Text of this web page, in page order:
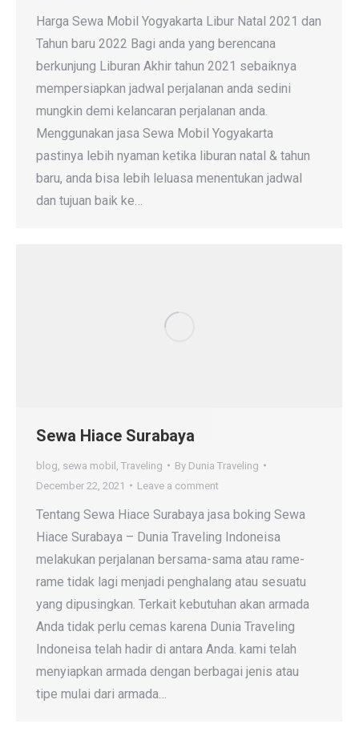
Harga Sewa Mobil Yogyakarta Libur Natal 2021 dan
Tahun baru 2022 Bagi anda yang berencana
berkunjung Liburan Akhir tahun 2021 sebaiknya
mempersiapkan jadwal perjalanan anda sedini
mungkin demi kelancaran perjalanan anda.
Menggunakan jasa Sewa Mobil Yogyakarta
pastinya lebih nyaman ketika liburan natal & tahun
baru, anda bisa lebih leluasa menentukan jadwal
dan tujuan baik ke…
Sewa Hiace Surabaya
blog sewa mobil Traveling By Dunia Traveling
December 22, 2021
Leave a comment
Tentang Sewa Hiace Surabaya jasa boking Sewa
Hiace Surabaya – Dunia Traveling Indoneisa
melakukan perjalanan bersama-sama atau rame-
rame tidak lagi menjadi penghalang atau sesuatu
yang dipusingkan. Terkait kebutuhan akan armada
Anda tidak perlu cemas karena Dunia Traveling
Indoneisa telah hadir di antara Anda. kami telah
menyiapkan armada dengan berbagai jenis atau
tipe mulai dari armada…